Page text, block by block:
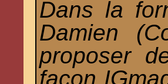
Dans la
Damien
proposer
façon